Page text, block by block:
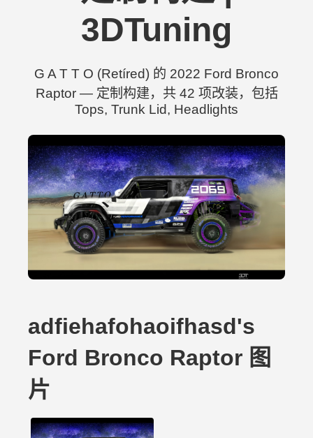
3DTuning
G A T T O (Retíred) 的 2022 Ford Bronco
Raptor — 定制构建，共 42 项改装，包括
Tops, Trunk Lid, Headlights
adfiehafohaoifhasd's
Ford Bronco Raptor 图
片